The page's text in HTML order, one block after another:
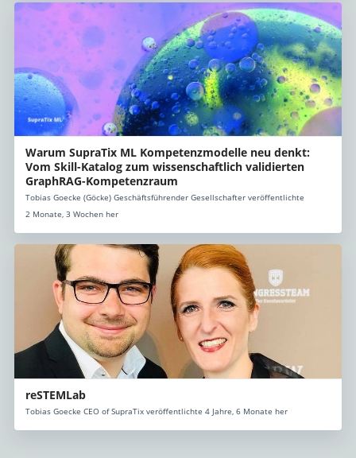
Warum SupraTix ML Kompetenzmodelle neu denkt:
Vom Skill-Katalog zum wissenschaftlich validierten
GraphRAG-Kompetenzraum
Tobias Goecke (Göcke) Geschäftsführender Gesellschafter veröffentlichte
2 Monate, 3 Wochen her
reSTEMLab
Tobias Goecke CEO of SupraTix veröffentlichte 4 Jahre, 6 Monate her